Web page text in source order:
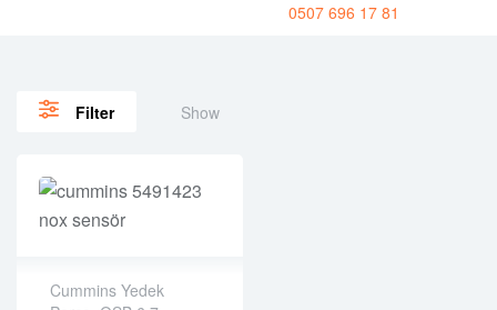
0507 696 17 81
Filter Show
Cummins Yedek